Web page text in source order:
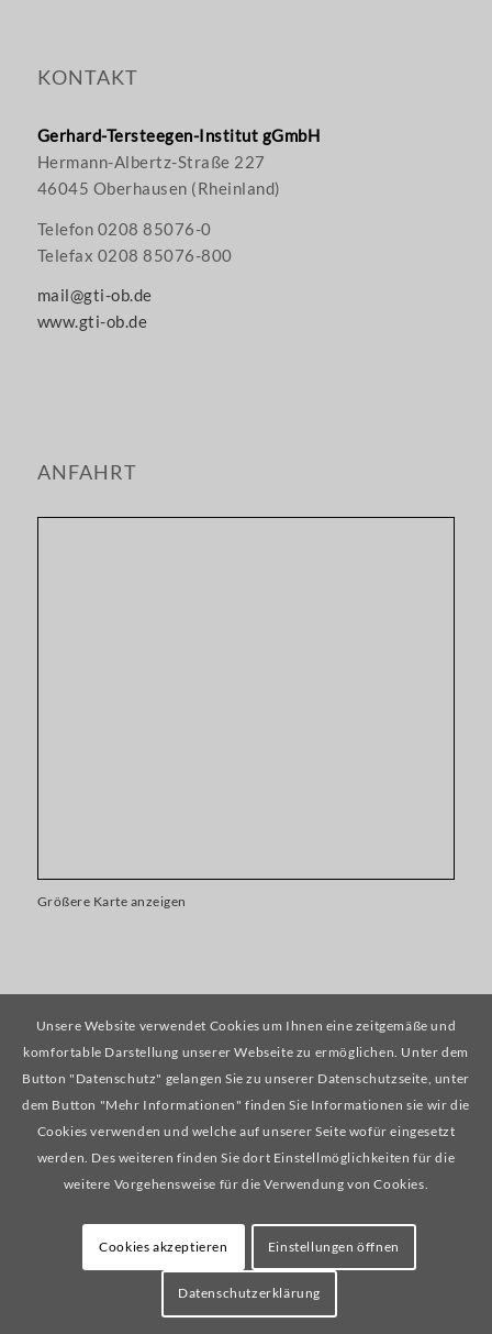
KONTAKT
Gerhard-Tersteegen-Institut gGmbH
Hermann-Albertz-Straße 227
46045 Oberhausen (Rheinland)
Telefon 0208 85076-0
Telefax 0208 85076-800
mail@gti-ob.de
www.gti-ob.de
ANFAHRT
Größere Karte anzeigen
RECHTLICHES
Datenschutzerklärung
Unsere Website verwendet Cookies um Ihnen eine zeitgemäße und
komfortable Darstellung unserer Webseite zu ermöglichen. Unter dem
Button "Datenschutz" gelangen Sie zu unserer Datenschutzseite, unter
dem Button "Mehr Informationen" finden Sie Informationen sie wir die
Cookies verwenden und welche auf unserer Seite wofür eingesetzt
werden. Des weiteren finden Sie dort Einstellmöglichkeiten für die
weitere Vorgehensweise für die Verwendung von Cookies.
Cookies akzeptieren Einstellungen öffnen
Datenschutzerklärung